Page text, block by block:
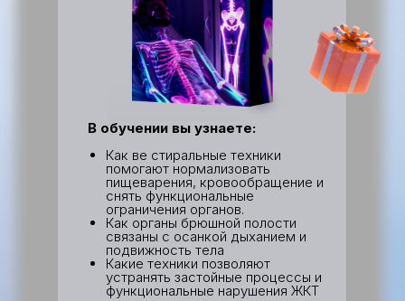
В обучении вы узнаете:
Как ве стиральные техники
помогают нормализовать
пищеварения, кровообращение и
снять функциональные
ограничения органов.
Как органы брюшной полости
связаны с осанкой дыханием и
подвижность тела
Какие техники позволяют
устранять застойные процессы и
функциональные нарушения ЖКТ